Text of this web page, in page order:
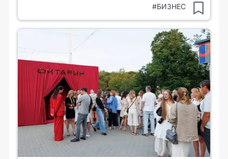
#БИЗНЕС